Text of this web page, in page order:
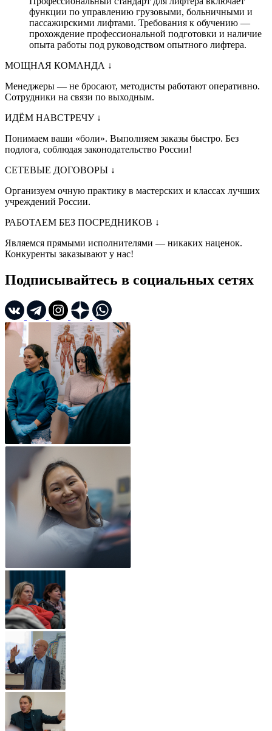
функции по управлению грузовыми, больничными и
пассажирскими лифтами. Требования к обучению —
прохождение профессиональной подготовки и наличие
опыта работы под руководством опытного лифтера.
МОЩНАЯ КОМАНДА ↓
Менеджеры — не бросают, методисты работают оперативно.
Сотрудники на связи по выходным.
ИДЁМ НАВСТРЕЧУ ↓
Понимаем ваши «боли». Выполняем заказы быстро. Без
подлога, соблюдая законодательство России!
СЕТЕВЫЕ ДОГОВОРЫ ↓
Организуем очную практику в мастерских и классах лучших
учреждений России.
РАБОТАЕМ БЕЗ ПОСРЕДНИКОВ ↓
Являемся прямыми исполнителями — никаких наценок.
Конкуренты заказывают у нас!
Подписывайтесь в социальных сетях